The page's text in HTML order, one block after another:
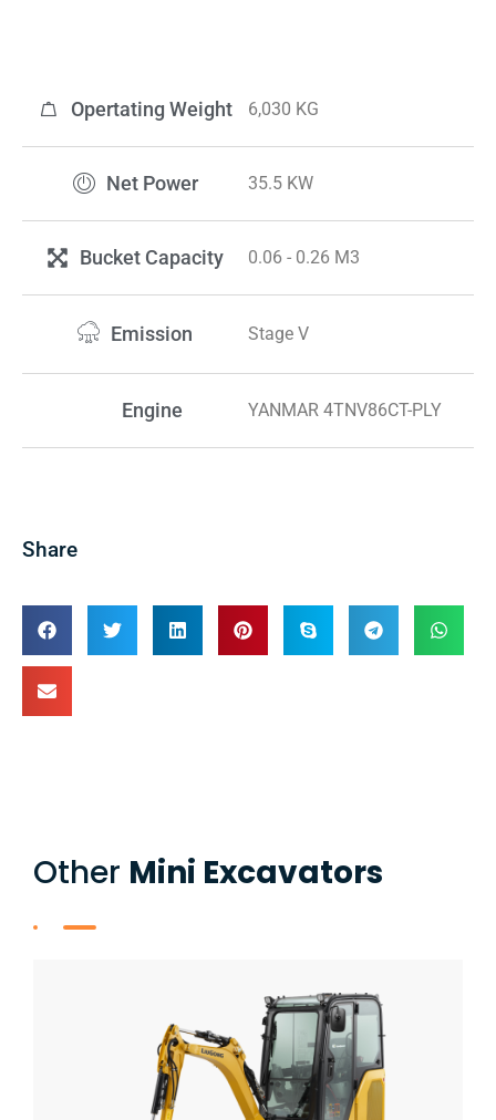
Opertating Weight 6,030 KG
Net Power 35.5 KW
Bucket Capacity 0.06 - 0.26 M3
Emission Stage V
Engine YANMAR 4TNV86CT-PLY
Share
Other Mini Excavators